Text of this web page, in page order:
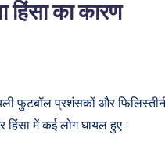
हिंसा का कारण
फुटबॉल प्रशंसकों और
हिंसा में कई लोग घायल हुए।